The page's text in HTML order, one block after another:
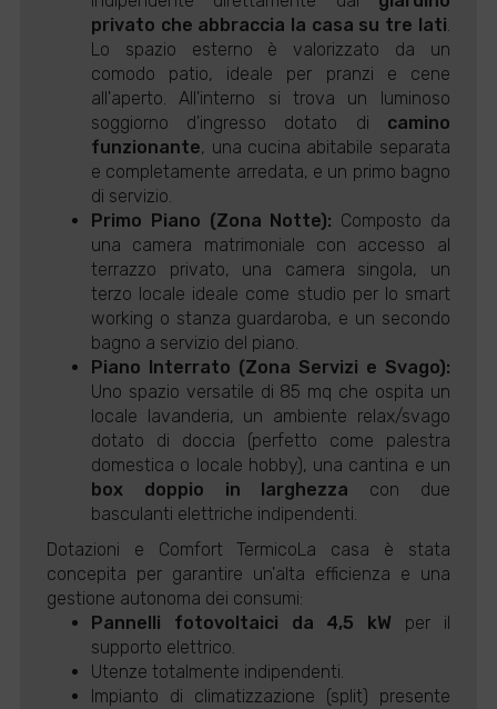
privato che abbraccia la casa su tre lati.
Lo spazio esterno è valorizzato da un
comodo patio, ideale per pranzi e cene
all'aperto. All'interno si trova un luminoso
soggiorno d'ingresso dotato di camino
funzionante, una cucina abitabile separata
e completamente arredata, e un primo bagno
di servizio.
Primo Piano (Zona Notte): Composto da
una camera matrimoniale con accesso al
terrazzo privato, una camera singola, un
terzo locale ideale come studio per lo smart
working o stanza guardaroba, e un secondo
bagno a servizio del piano.
Piano Interrato (Zona Servizi e Svago):
Uno spazio versatile di 85 mq che ospita un
locale lavanderia, un ambiente relax/svago
dotato di doccia (perfetto come palestra
domestica o locale hobby), una cantina e un
box doppio in larghezza con due
basculanti elettriche indipendenti.
Dotazioni e Comfort TermicoLa casa è stata
concepita per garantire un'alta efficienza e una
gestione autonoma dei consumi:
Pannelli fotovoltaici da 4,5 kW per il
supporto elettrico.
Utenze totalmente indipendenti.
Impianto di climatizzazione (split) presente